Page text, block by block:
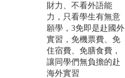
財力、不看外語能
力，只看學生有無意
願學，3免即是赴國外
實習，免機票費、免
住宿費、免膳食費，
讓同學們無負擔的赴
海外實習